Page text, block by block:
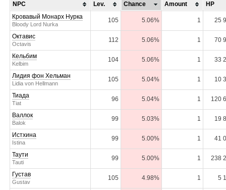
NPC Lev. Chance Amount
HP
Кровавый Монарх Нурка
Bloody Lord Nurka
105 5.06% 1 25
Октавис
Octavis
112 5.06% 1 70
Кельбим
Kelbim
104 5.06% 1 33
Лидия фон Хельман
Lidia von Hellmann
105 5.04% 1 10
Тиада
Tiat
96 5.04% 1 120
Валлок
Balok
99 5.03% 1 19
Истхина
Istina
99 5.00% 1 41
Таути
Tauti
99 5.00% 1 238
Густав
Gustav
105 4.98% 1 5